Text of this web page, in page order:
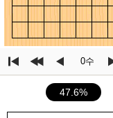
0수
47.6%